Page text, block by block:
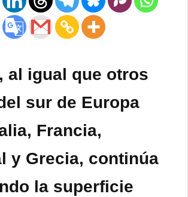
al igual que otros
sur de Europa
Francia,
y Grecia, continúa
la superficie